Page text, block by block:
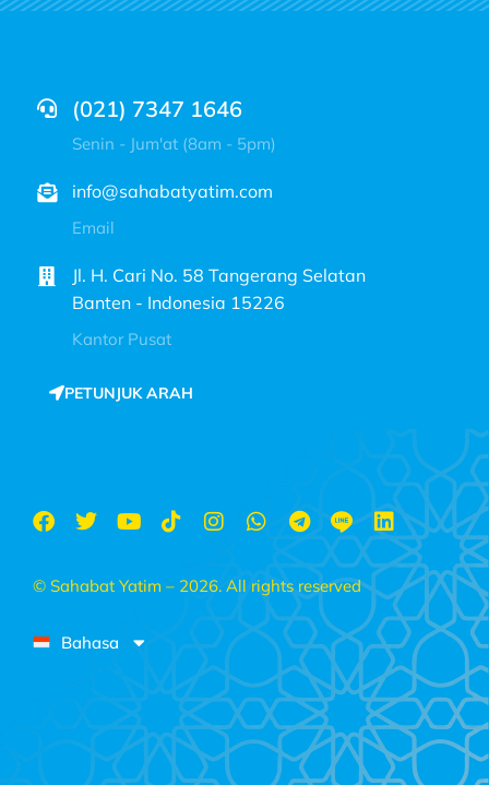
(021) 7347 1646
Senin - Jum'at (8am - 5pm)
info@sahabatyatim.com
Email
Jl. H. Cari No. 58 Tangerang Selatan
Banten - Indonesia 15226
Kantor Pusat
PETUNJUK ARAH
© Sahabat Yatim – 2026. All rights reserved
Bahasa